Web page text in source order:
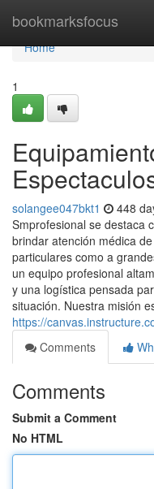
bookmarksfocus
Home
Home
1
solangee047bkt1 448
Smprofesional se destaca
brindar atención médica
particulares como a
un equipo profesional
y una logística pensada
situación. Nuestra misión
https://
Comments
Comments
Submit a Comment
No HTML